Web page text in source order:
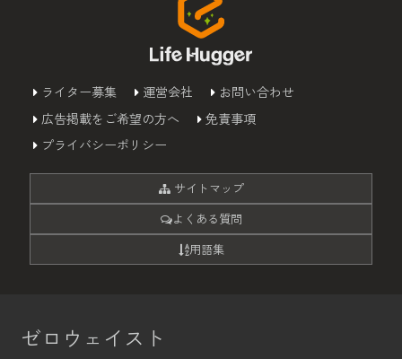
ライター募集 運営会社
お問い合わせ
広告掲載をご希望の方へ
免責事項
プライバシーポリシー
サイトマップ
よくある質問
用語集
ゼロウェイスト